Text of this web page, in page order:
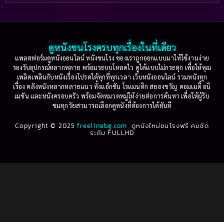
Based on a True Story เรื่องจริง(36)
Based on Novel(16)
Betrayal(1)
Biography(3)
Biography ชีวประวัติ (61)
2003
2002
2001
2000
1999
1998
1997
1996
1995
1994
1993
1992
1991
1990
ดูหนังชนโรงครบทุกเรื่องในที่เดียว
แพลตฟอร์มดูหนังออนไลน์ หนังชนโรง ของเราถูกออกแบบมาให้ใช้งานง่าย
รองรับอุปกรณ์หลากหลาย พร้อมระบบโหลดไว ดูได้แบบไม่กระตุก เพื่อให้คุณ
เพลิดเพลินกับหนังเรื่องโปรดได้ทุกที่ทุกเวลา เว็บหนังออนไลน์ รวมหนังทุก
เรื่อง คลังหนังหลากหลายแนว ทั้งแอ็กชัน โรแมนติก สยองขวัญ คอมเมดี้ อนิ
เมชัน และหนังครอบครัว พร้อมจัดหมวดหมู่ให้ง่ายต่อการค้นหา เพื่อให้ผู้รับ
ชมทุกวัยสามารถเลือกดูหนังที่ต้องการได้ทันที
Copyright © 2025freelinebg.com ดูหนังใหม่ชนโรงฟรี คมชัด
ระดับ FULLHD